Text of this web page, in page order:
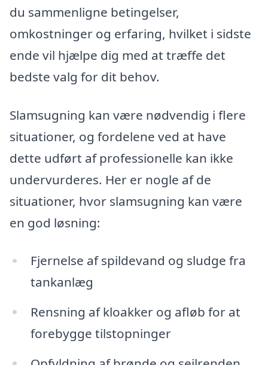
du sammenligne betingelser,
omkostninger og erfaring, hvilket i sidste
ende vil hjælpe dig med at træffe det
bedste valg for dit behov.
Slamsugning kan være nødvendig i flere
situationer, og fordelene ved at have
dette udført af professionelle kan ikke
undervurderes. Her er nogle af de
situationer, hvor slamsugning kan være
en god løsning:
Fjernelse af spildevand og sludge fra
tankanlæg
Rensning af kloakker og afløb for at
forebygge tilstopninger